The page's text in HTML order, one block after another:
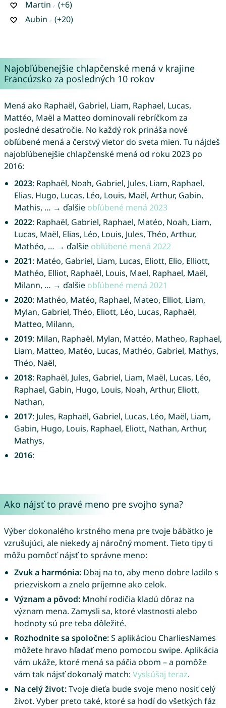
Martin
(+6)
Aubin
(+20)
Najobľúbenejšie chlapčenské mená v krajine
Francúzsko za posledných 10 rokov
Mená ako Raphaël, Gabriel, Liam, Raphael, Lucas,
Mattéo, Maël a Matteo dominovali rebríčkom za
posledné desaťročie. No každý rok prináša nové
obľúbené mená a čerstvý vietor do sveta mien. Tu nájdeš
najobľúbenejšie chlapčenské mená od roku 2023 po
2016:
2023: Raphaël, Noah, Gabriel, Jules, Liam, Raphael,
Elias, Hugo, Lucas, Léo, Louis, Maël, Arthur, Gabin,
Mathis, … → ďalšie obľúbené mená 2023
2022: Raphaël, Gabriel, Raphael, Matéo, Noah, Liam,
Lucas, Maël, Elias, Léo, Louis, Jules, Théo, Arthur,
Mathéo, … → ďalšie obľúbené mená 2022
2021: Matéo, Gabriel, Liam, Lucas, Eliott, Elio, Elliott,
Mathéo, Elliot, Raphaël, Louis, Mael, Raphael, Maël,
Milann, … → ďalšie obľúbené mená 2021
2020: Mathéo, Matéo, Raphael, Mateo, Elliot, Liam,
Mylan, Gabriel, Théo, Eliott, Léo, Lucas, Raphaël,
Matteo, Milann,
2019: Milan, Raphaël, Mylan, Mattéo, Matheo, Raphael,
Liam, Matteo, Matéo, Lucas, Mathéo, Gabriel, Mathys,
Théo, Naël,
2018: Raphaël, Jules, Gabriel, Liam, Maël, Lucas, Léo,
Raphael, Gabin, Hugo, Louis, Noah, Arthur, Eliott,
Nathan,
2017: Jules, Raphaël, Gabriel, Lucas, Léo, Maël, Liam,
Gabin, Hugo, Louis, Raphael, Eliott, Nathan, Arthur,
Mathys,
2016:
Ako nájsť to pravé meno pre svojho syna?
Výber dokonalého krstného mena pre tvoje bábätko je
vzrušujúci, ale niekedy aj náročný moment. Tieto tipy ti
môžu pomôcť nájsť to správne meno:
Zvuk a harmónia:Dbaj na to, aby meno dobre ladilo s
priezviskom a znelo príjemne ako celok.
Význam a pôvod:Mnohí rodičia kladú dôraz na
význam mena. Zamysli sa, ktoré vlastnosti alebo
hodnoty sú pre teba dôležité.
Rozhodnite sa spoločne:S aplikáciou CharliesNames
môžete hravo hľadať meno pomocou swipe. Aplikácia
vám ukáže, ktoré mená sa páčia obom – a pomôže
vám tak nájsť dokonalý match: Vyskúšaj teraz.
Na celý život:Tvoje dieťa bude svoje meno nosiť celý
život. Vyber preto také, ktoré sa hodí do všetkých fáz